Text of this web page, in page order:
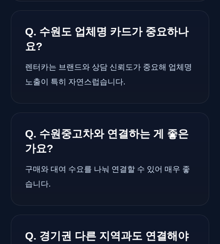
Q. 수원도 업체명 카드가 중요하나
요?
렌터카는 브랜드와 상담 신뢰도가 중요해 업체명
노출이 특히 자연스럽습니다.
Q. 수원중고차와 연결하는 게 좋은
가요?
구매와 대여 수요를 나눠 연결할 수 있어 매우 좋
습니다.
Q. 경기권 다른 지역과도 연결해야